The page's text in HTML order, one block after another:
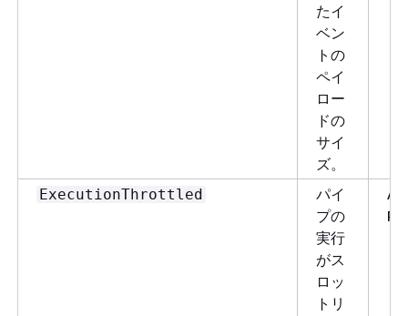
たイ
ベン
トの
ペイ
ロー
ドの
サイ
ズ。
ExecutionThrottled
パイ
プの
実行
がス
ロッ
トリ